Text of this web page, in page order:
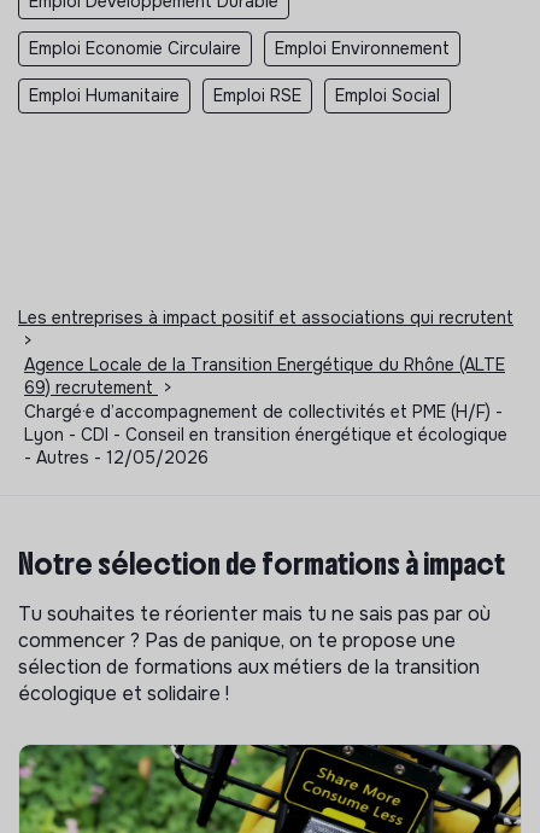
Emploi Economie Circulaire Emploi Environnement
Emploi Humanitaire Emploi RSE Emploi Social
Les entreprises à impact positif et associations qui recrutent
>
Agence Locale de la Transition Energétique du Rhône (ALTE
69) recrutement
>
Chargé·e d’accompagnement de collectivités et PME (H/F) -
Lyon - CDI - Conseil en transition énergétique et écologique
- Autres - 12/05/2026
Notre sélection de formations à impact
Tu souhaites te réorienter mais tu ne sais pas par où
commencer ? Pas de panique, on te propose une
sélection de formations aux métiers de la transition
écologique et solidaire !